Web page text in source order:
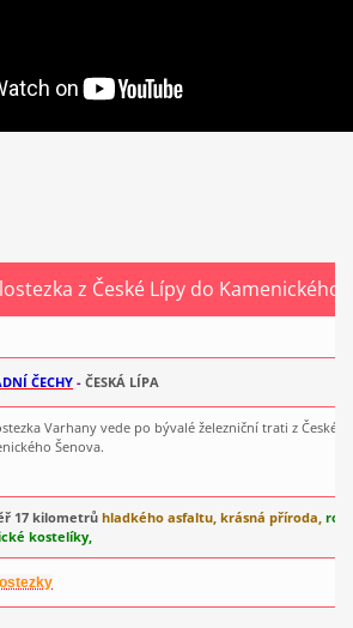
z České Lípy do Kamenického
ČECHY - ČESKÁ LÍPA
Varhany vede po bývalé železniční trati z České
Šenova.
17 kilometrů hladkého asfaltu, krásná příroda,
kostelíky,